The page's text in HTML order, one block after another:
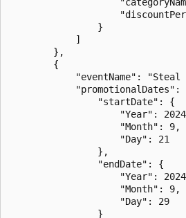
                }
            ]
        },
        {
"eventName": "Steal
"promotionalDates":
                "startDate": {
"Year":
                    "Month": 9,
                    "Day": 21
                },
                "endDate": {
"Year":
                    "Month": 9,
                    "Day": 29
                }